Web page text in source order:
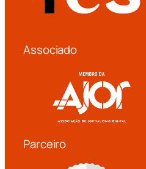
Associado
Parceiro